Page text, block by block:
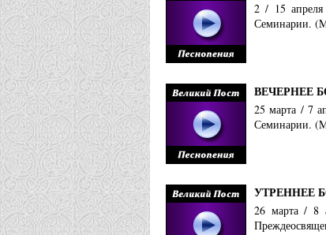
2 / 15 апреля
Семинарии.
ВЕЧЕРНЕЕ
25 марта / 7
Семинарии.
УТРЕННЕЕ
26 марта / 8